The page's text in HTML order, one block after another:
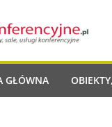
GŁÓWNA